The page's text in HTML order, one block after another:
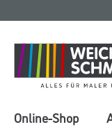
springen
springen
Online-Shop